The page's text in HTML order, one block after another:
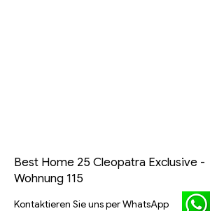
Best Home 25 Cleopatra Exclusive -
Wohnung 115
Kontaktieren Sie uns per WhatsApp